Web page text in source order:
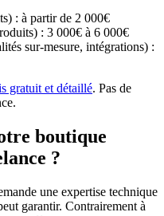
: à partir de 2 000€
: 3 000€ à 6 000€
sur-mesure, intégrations) :
gratuit et détaillé. Pas de
boutique
?
une expertise technique
garantir. Contrairement à